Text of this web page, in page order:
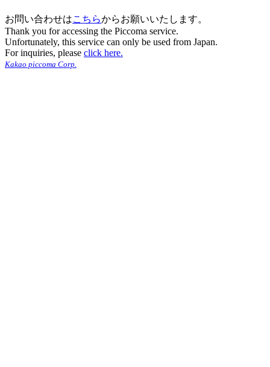
お問い合わせはこちらからお願いいたします。
Thank you for accessing the Piccoma service.
Unfortunately, this service can only be used from Japan.
For inquiries, please click here.
Kakao piccoma Corp.